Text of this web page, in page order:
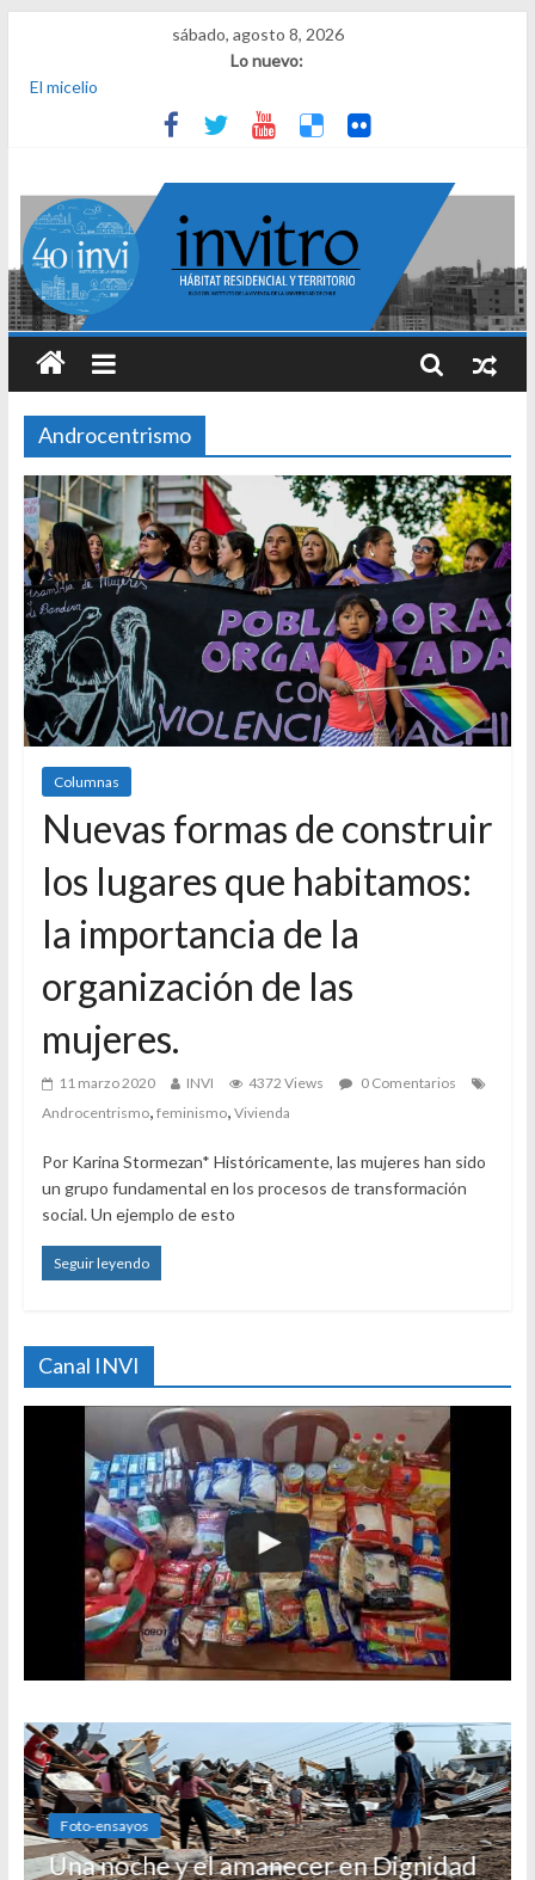
sábado, agosto 8, 2026
Lo nuevo:
El micelio
Receta para viajar al pasado
Una noche y el amanecer en Dignidad
INVI
El derecho a habitar
Androcentrismo
Columnas
Nuevas formas de construir
los lugares que habitamos:
la importancia de la
organización de las
mujeres.
11 marzo 2020 INVI 4372 Views
0 Comentarios
Androcentrismo, feminismo, Vivienda
Por Karina Stormezan* Históricamente, las mujeres han sido
un grupo fundamental en los procesos de transformación
social. Un ejemplo de esto
Seguir leyendo
Canal INVI
Foto-ensayos
Una noche y el amanecer en Dignidad